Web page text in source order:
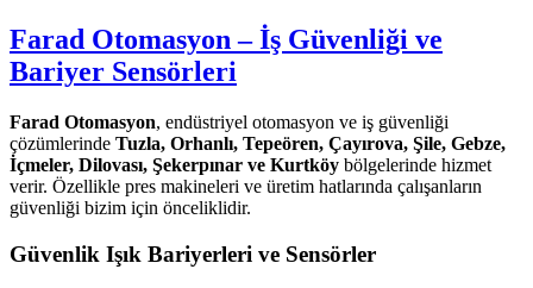
Farad Otomasyon – İş Güvenliği ve
Bariyer Sensörleri
Farad Otomasyon, endüstriyel otomasyon ve iş güvenliği
çözümlerinde Tuzla, Orhanlı, Tepeören, Çayırova, Şile, Gebze,
İçmeler, Dilovası, Şekerpınar ve Kurtköy bölgelerinde hizmet
verir. Özellikle pres makineleri ve üretim hatlarında çalışanların
güvenliği bizim için önceliklidir.
Güvenlik Işık Bariyerleri ve Sensörler